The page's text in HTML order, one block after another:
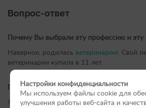
Вопрос-ответ
Почему Вы выбрали эту профессию и эту
Наверное, родилась ветеринаром. Свой
ветеринарии купила в 11 лет.
Почему Ветеринарный центр доктора
Лечим по-настоящему и ставим диагноз.
Настройки конфиденциальности
Мы используем файлы cookie для
улучшения работы веб-сайта и